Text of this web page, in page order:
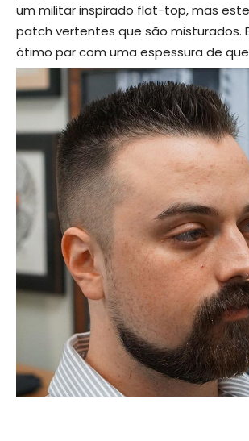
um militar inspirado flat-top, mas
patch vertentes que são misturados.
ótimo par com uma espessura de